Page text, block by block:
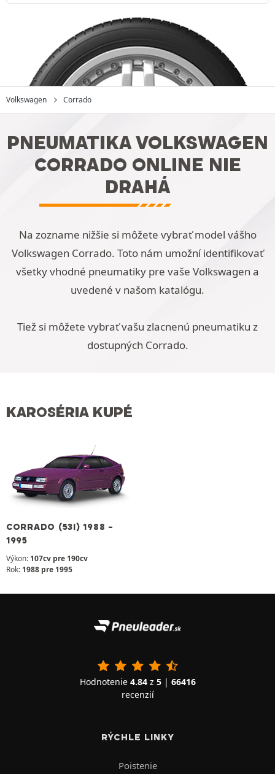
Volkswagen Corrado
PNEUMATIKA VOLKSWAGEN
CORRADO ONLINE NIE
DRAHÁ
Na zozname nižšie si môžete vybrať model vášho
Volkswagen Corrado. Toto nám umožní identifikovať
všetky vhodné pneumatiky pre vaše Volkswagen a
uvedené v našom katalógu.
Tiež si môžete vybrať vašu zlacnenú pneumatiku z
dostupných Corrado.
KAROSÉRIA KUPÉ
CORRADO (53I) 1988 -
1995
Výkon: 107cv pre 190cv
Rok: 1988 pre 1995
Hodnotenie 4.84z 5| 66416
recenzií
RÝCHLE LINKY
Poistenie